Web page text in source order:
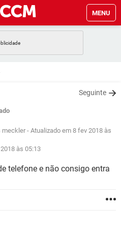
MENU
FACEBOOK
EXCEL
FACEBOOK
EXCEL
Seguinte
meckler - Atualizado em 8 fev 2018 às
às 05:13
telefone e não consigo entra